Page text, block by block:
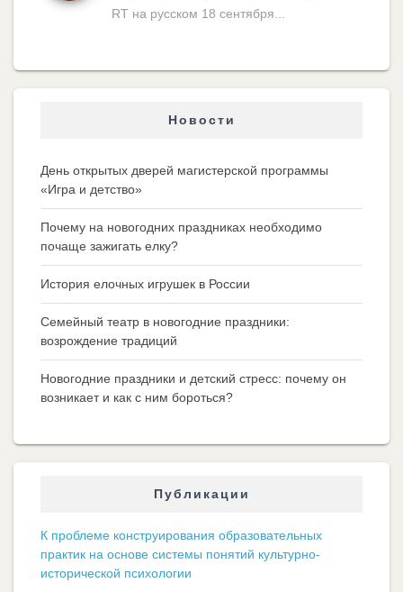
RT на русском 18 сентября...
Новости
День открытых дверей магистерской программы
«Игра и детство»
Почему на новогодних праздниках необходимо
почаще зажигать елку?
История елочных игрушек в России
Семейный театр в новогодние праздники:
возрождение традиций
Новогодние праздники и детский стресс: почему он
возникает и как с ним бороться?
Публикации
К проблеме конструирования образовательных
практик на основе системы понятий культурно-
исторической психологии